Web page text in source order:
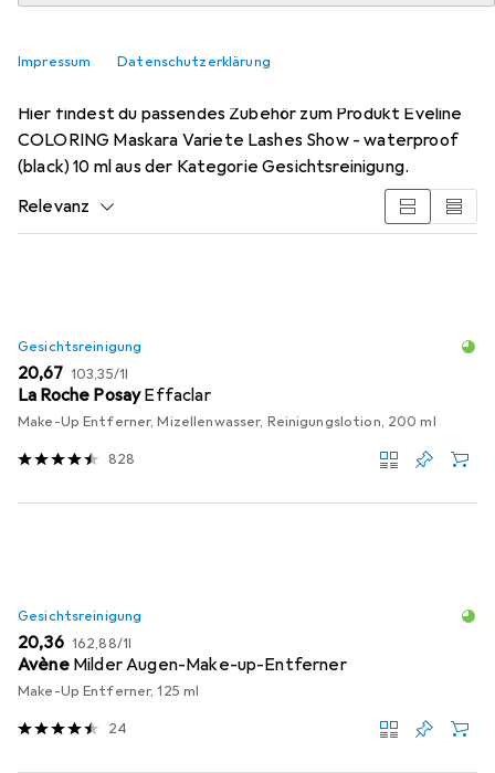
Impressum Datenschutzerklärung
waterproof (black) 10 ml
Hier findest du passendes Zubehör zum Produkt Eveline
COLORING Maskara Variete Lashes Show - waterproof
(black) 10 ml aus der Kategorie Gesichtsreinigung.
Relevanz
Gesichtsreinigung
EUR
20,67 EUR
103,35/1l
La Roche PosayEffaclar
Make-Up Entferner, Mizellenwasser, Reinigungslotion, 200 ml
828
Gesichtsreinigung
EUR
20,36 EUR
162,88/1l
Avène Milder Augen-Make-up-Entferner
Make-Up Entferner, 125 ml
24